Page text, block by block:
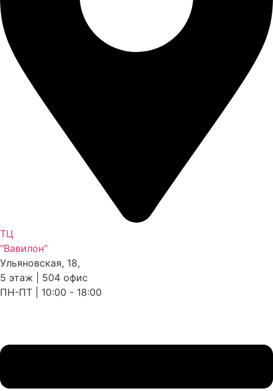
ТЦ
"Вавилон"
Ульяновская, 18,
5 этаж | 504 офис
ПН-ПТ | 10:00 - 18:00